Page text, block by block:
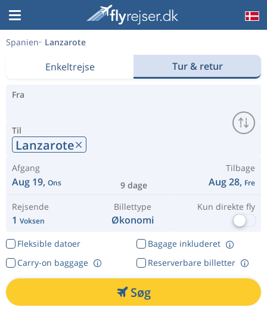
Spanien Lanzarote
Enkeltrejse Tur & retur
Fra
Til
Lanzarote
Afgang
Aug 19, Ons 9 dage
Tilbage
Aug 28, Fre
Rejsende
1 Voksen
Billettype
Økonomi
Kun direkte fly
Fleksible datoer
Bagage inkluderet
Reserverbare billetter
Carry-on baggage
Søg